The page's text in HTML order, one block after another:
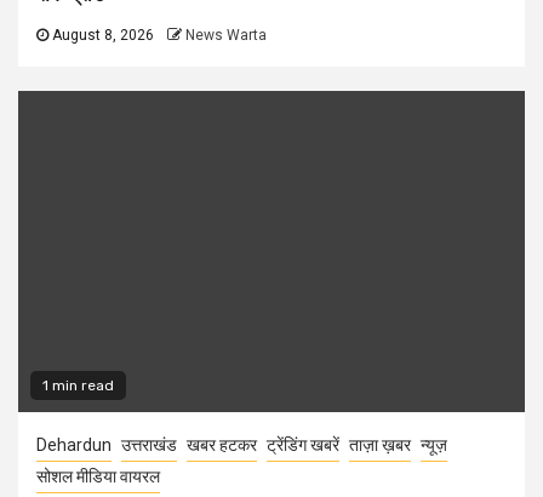
August 8, 2026 News Warta
1 min read
Dehardun उत्तराखंड खबर हटकर ट्रेंडिंग खबरें ताज़ा ख़बर न्यूज़
सोशल मीडिया वायरल